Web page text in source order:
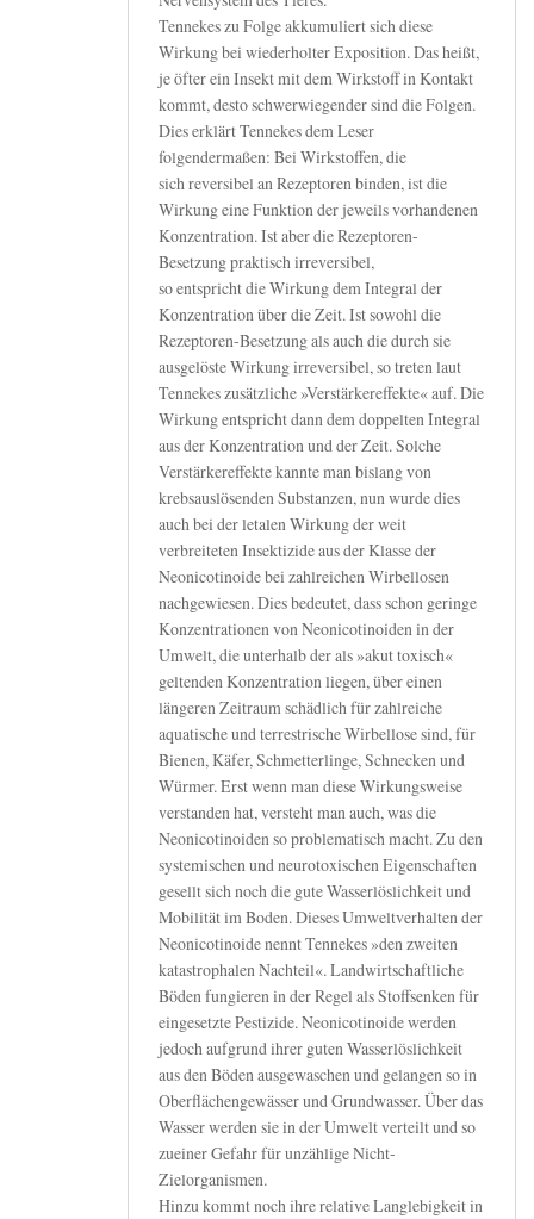
Tennekes zu Folge akkumuliert sich diese
Wirkung bei wiederholter Exposition. Das heißt,
je öfter ein Insekt mit dem Wirkstoff in Kontakt
kommt, desto schwerwiegender sind die Folgen.
Dies erklärt Tennekes dem Leser
folgendermaßen: Bei Wirkstoffen, die
sich reversibel an Rezeptoren binden, ist die
Wirkung eine Funktion der jeweils vorhandenen
Konzentration. Ist aber die Rezeptoren-
Besetzung praktisch irreversibel,
so entspricht die Wirkung dem Integral der
Konzentration über die Zeit. Ist sowohl die
Rezeptoren-Besetzung als auch die durch sie
ausgelöste Wirkung irreversibel, so treten laut
Tennekes zusätzliche »Verstärkereffekte« auf. Die
Wirkung entspricht dann dem doppelten Integral
aus der Konzentration und der Zeit. Solche
Verstärkereffekte kannte man bislang von
krebsauslösenden Substanzen, nun wurde dies
auch bei der letalen Wirkung der weit
verbreiteten Insektizide aus der Klasse der
Neonicotinoide bei zahlreichen Wirbellosen
nachgewiesen. Dies bedeutet, dass schon geringe
Konzentrationen von Neonicotinoiden in der
Umwelt, die unterhalb der als »akut toxisch«
geltenden Konzentration liegen, über einen
längeren Zeitraum schädlich für zahlreiche
aquatische und terrestrische Wirbellose sind, für
Bienen, Käfer, Schmetterlinge, Schnecken und
Würmer. Erst wenn man diese Wirkungsweise
verstanden hat, versteht man auch, was die
Neonicotinoiden so problematisch macht. Zu den
systemischen und neurotoxischen Eigenschaften
gesellt sich noch die gute Wasserlöslichkeit und
Mobilität im Boden. Dieses Umweltverhalten der
Neonicotinoide nennt Tennekes »den zweiten
katastrophalen Nachteil«. Landwirtschaftliche
Böden fungieren in der Regel als Stoffsenken für
eingesetzte Pestizide. Neonicotinoide werden
jedoch aufgrund ihrer guten Wasserlöslichkeit
aus den Böden ausgewaschen und gelangen so in
Oberflächengewässer und Grundwasser. Über das
Wasser werden sie in der Umwelt verteilt und so
zueiner Gefahr für unzählige Nicht-
Zielorganismen.
Hinzu kommt noch ihre relative Langlebigkeit in